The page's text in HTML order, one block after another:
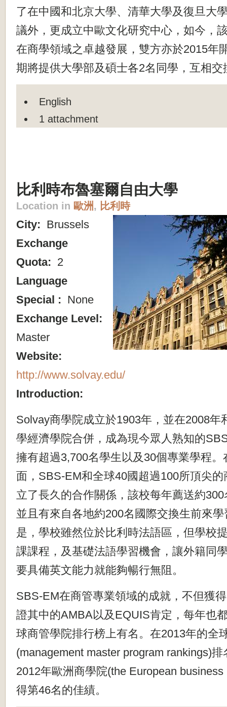
了在中國和北京大學、清華大學及復旦大
議外，更成立中歐文化研究中心，如今，
在商學領域之卓越發展，雙方亦於2015年
期將提供大學部及碩士各2名同學，互相交
English
1 attachment
比利時布魯塞爾自由大學
Location in 歐洲, 比利時
City: Brussels
Exchange
Quota: 2
Language
Special : None
Exchange Level:
Master
Website:
http://www.solvay.edu/
Introduction:
Solvay商學院成立於1903年，並在2008年
學經濟學院合併，成為現今眾人熟知的
擁有超過3,700名學生以及30個專業學程。
面，SBS-EM和全球40國超過100所頂尖的
立了長久的合作關係，該校每年薦送約300
並且有來自各地約200名國際交換生前來學
是，學校雖然位於比利時法語區， 但學校
課課程，及基礎法語學習機會， 讓外籍同
要具備英文能力就能夠暢行無阻。
SBS-EM在商管專業領域的成就， 不但獲
證其中的AMBA以及EQUIS肯定， 每年也
球商管學院排行榜上有名。在2013年的全
(management master program rankings)
2012年歐洲商學院(the European
得第46名的佳績。